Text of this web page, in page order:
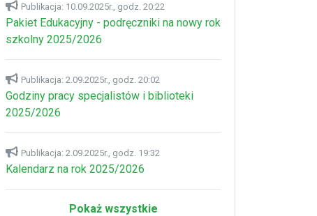
Publikacja: 10.09.2025r., godz. 20:22
Pakiet Edukacyjny - podręczniki na nowy rok
szkolny 2025/2026
Publikacja: 2.09.2025r., godz. 20:02
Godziny pracy specjalistów i biblioteki
2025/2026
Publikacja: 2.09.2025r., godz. 19:32
Kalendarz na rok 2025/2026
Pokaż wszystkie